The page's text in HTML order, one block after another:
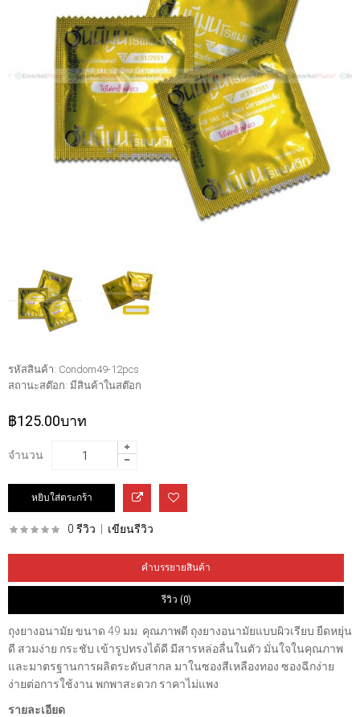
รหัสสินค้า: Condom49-12pcs
สถานะสต๊อก: มีสินค้าในสต๊อก
฿125.00บาท
จำนวน
0 รีวิว เขียนรีวิว
คำบรรยายสินค้า
รีวิว (0)
ถุงยางอนามัย ขนาด 49 มม. คุณภาพดี ถุงยางอนามัยแบบผิวเรียบ ยืดหยุ่น
ดี สวมง่าย กระชับ เข้ารูปทรงได้ดี มีสารหล่อลื่นในตัว มั่นใจในคุณภาพ
และมาตรฐานการผลิตระดับสากล มาในซองสีเหลืองทอง ซองฉีกง่าย
ง่ายต่อการใช้งาน พกพาสะดวก ราคาไม่แพง
รายละเอียด